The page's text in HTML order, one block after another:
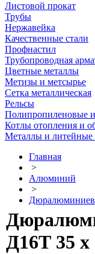
Листовой прокат
Трубы
Нержавейка
Качественные стали
Профнастил
Трубопроводная
Цветные металлы
Метизы и метсырье
Сетка металлическая
Рельсы
Полипропиленовые
Котлы отопления и
Металлы и литейные
Главная
>
Алюминий
>
Д16Т 35 х